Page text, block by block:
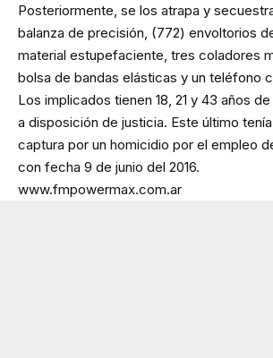
Posteriormente, se los atrapa y
balanza de precisión, (772) envoltorios
material estupefaciente, tres coladores
bolsa de bandas elásticas y un teléfono
Los implicados tienen 18, 21 y 43 años
a disposición de justicia. Este último
captura por un homicidio por el empleo
con fecha 9 de junio del 2016.
www.fmpowermax.com.ar